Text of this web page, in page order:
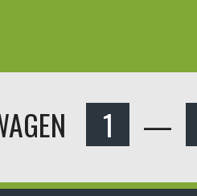
1 —